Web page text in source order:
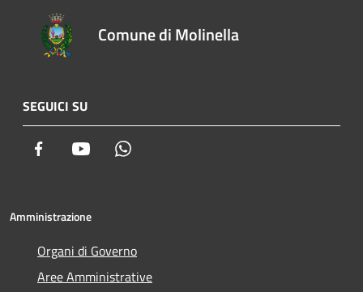
Comune di Molinella
SEGUICI SU
Facebook Youtube
Amministrazione
Organi di Governo
Aree Amministrative